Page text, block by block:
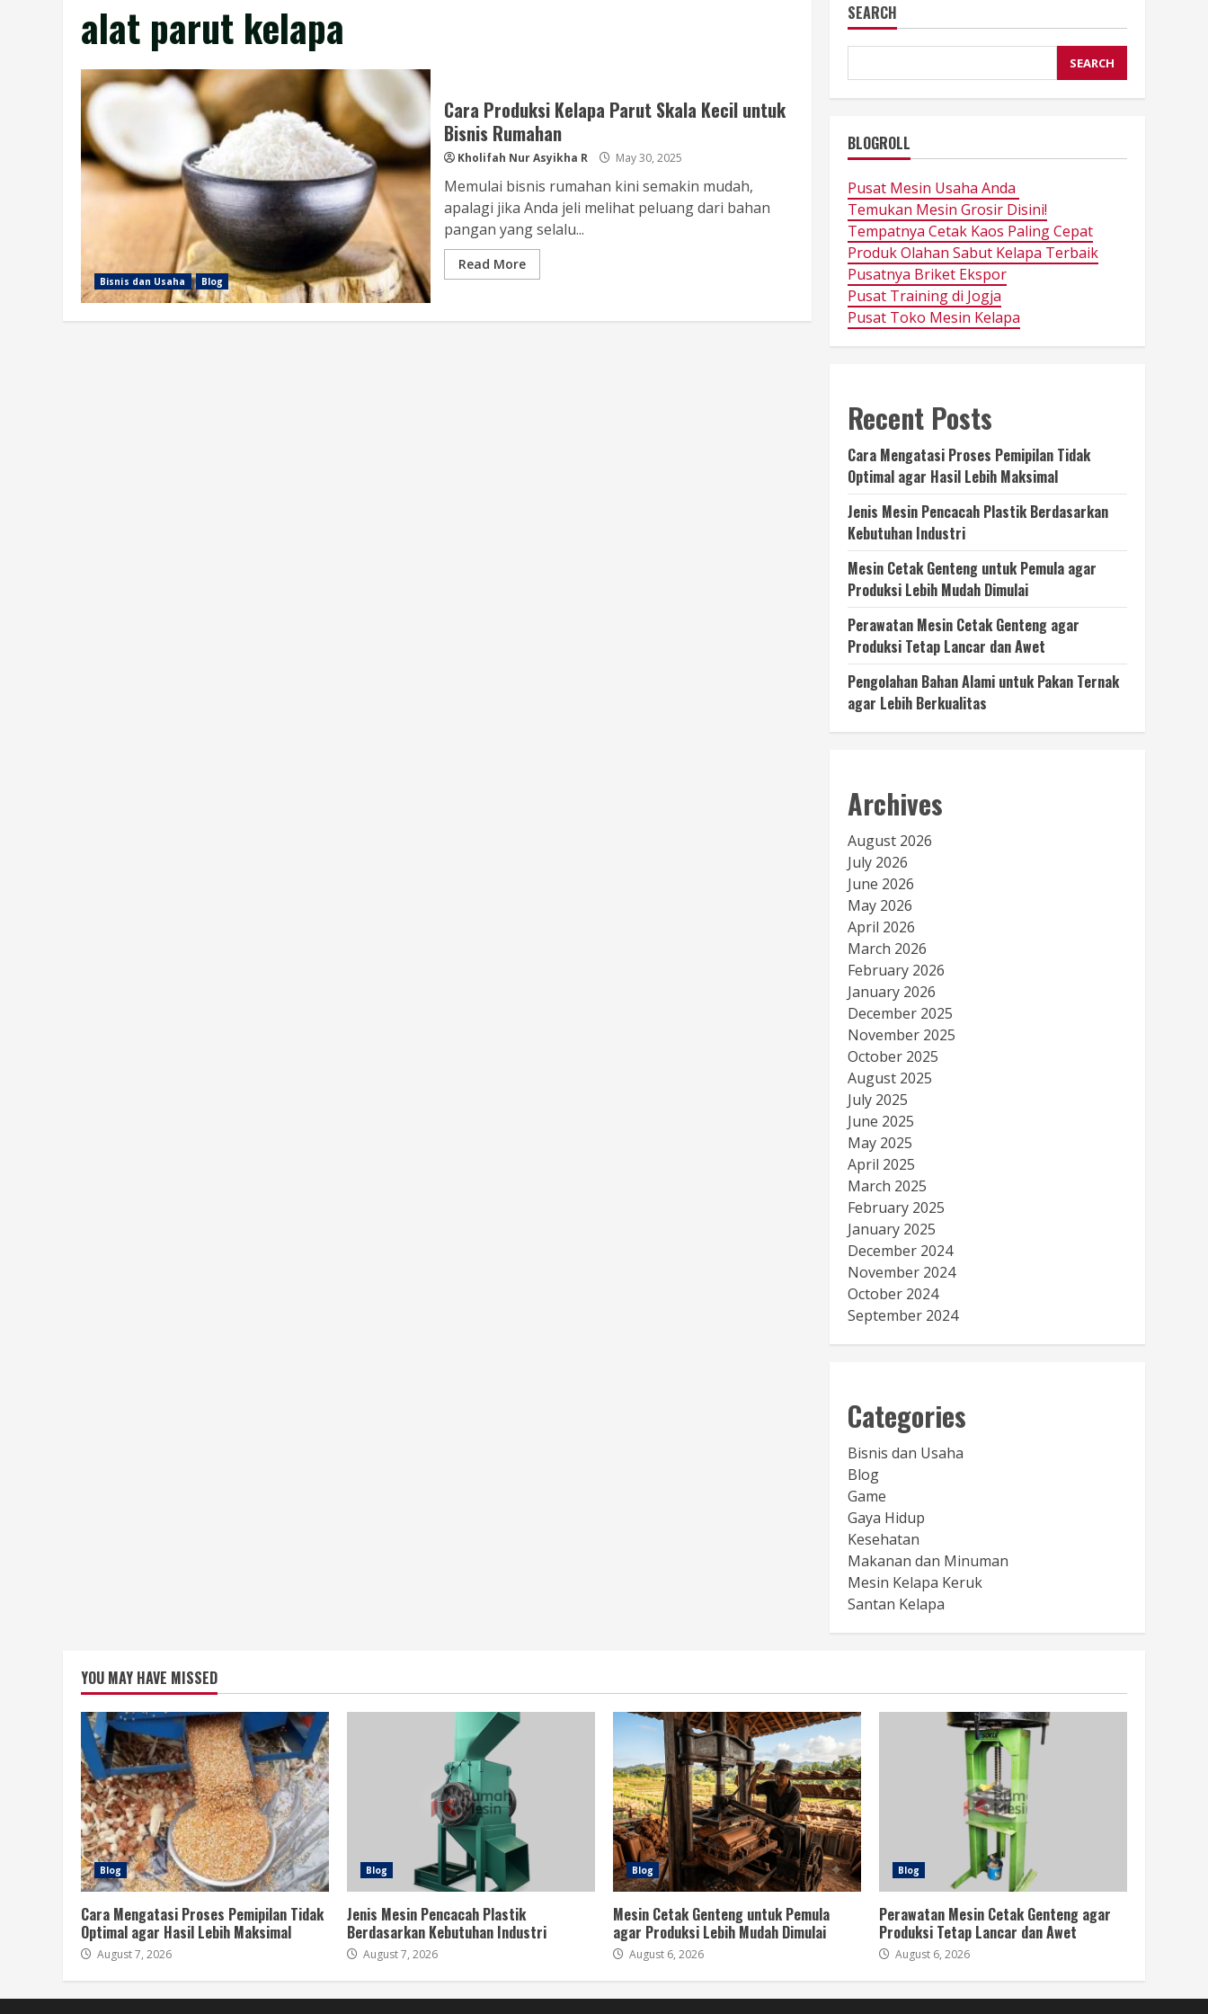
alat parut kelapa
Bisnis dan Usaha Blog
Cara Produksi Kelapa Parut Skala Kecil untuk
Bisnis Rumahan
Kholifah Nur Asyikha R May 30, 2025
Memulai bisnis rumahan kini semakin mudah,
apalagi jika Anda jeli melihat peluang dari bahan
pangan yang selalu...
Read More
SEARCH
SEARCH
BLOGROLL
Pusat Mesin Usaha Anda
Temukan Mesin Grosir Disini!
Tempatnya Cetak Kaos Paling Cepat
Produk Olahan Sabut Kelapa Terbaik
Pusatnya Briket Ekspor
Pusat Training di Jogja
Pusat Toko Mesin Kelapa
Recent Posts
Cara Mengatasi Proses Pemipilan Tidak
Optimal agar Hasil Lebih Maksimal
Jenis Mesin Pencacah Plastik Berdasarkan
Kebutuhan Industri
Mesin Cetak Genteng untuk Pemula agar
Produksi Lebih Mudah Dimulai
Perawatan Mesin Cetak Genteng agar
Produksi Tetap Lancar dan Awet
Pengolahan Bahan Alami untuk Pakan Ternak
agar Lebih Berkualitas
Archives
August 2026
July 2026
June 2026
May 2026
April 2026
March 2026
February 2026
January 2026
December 2025
November 2025
October 2025
August 2025
July 2025
June 2025
May 2025
April 2025
March 2025
February 2025
January 2025
December 2024
November 2024
October 2024
September 2024
Categories
Bisnis dan Usaha
Blog
Game
Gaya Hidup
Kesehatan
Makanan dan Minuman
Mesin Kelapa Keruk
Santan Kelapa
YOU MAY HAVE MISSED
Blog
Cara Mengatasi Proses Pemipilan Tidak
Optimal agar Hasil Lebih Maksimal
August 7, 2026
Blog
Jenis Mesin Pencacah Plastik
Berdasarkan Kebutuhan Industri
August 7, 2026
Blog
Mesin Cetak Genteng untuk Pemula
agar Produksi Lebih Mudah Dimulai
August 6, 2026
Blog
Perawatan Mesin Cetak Genteng agar
Produksi Tetap Lancar dan Awet
August 6, 2026